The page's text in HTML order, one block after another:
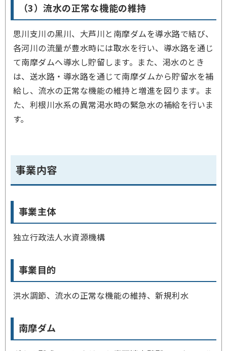
（3）流水の正常な機能の維持
思川支川の黒川、大芦川と南摩ダムを導水路で結び、
各河川の流量が豊水時には取水を行い、導水路を通じ
て南摩ダムへ導水し貯留します。また、渇水のとき
は、送水路・導水路を通じて南摩ダムから貯留水を補
給し、流水の正常な機能の維持と増進を図ります。ま
た、利根川水系の異常渇水時の緊急水の補給を行いま
す。
事業内容
事業主体
独立行政法人水資源機構
事業目的
洪水調節、流水の正常な機能の維持、新規利水
南摩ダム